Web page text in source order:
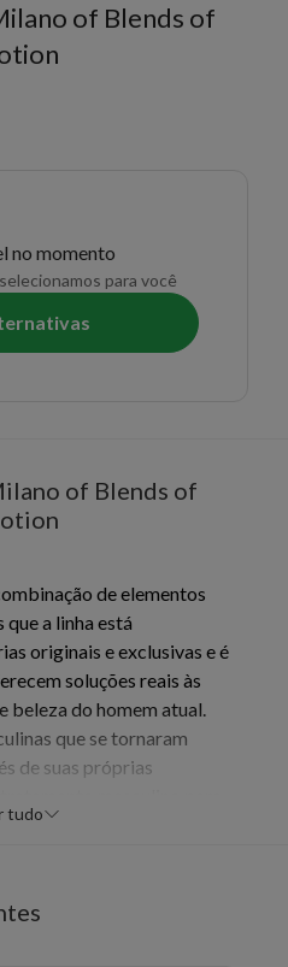
of Blends of
no momento
para você
of Blends of
de elementos
a linha está
originais e exclusivas e é
soluções reais às
beleza do homem atual.
que se tornaram
de suas próprias
Milano Blends Of
, da
tudo